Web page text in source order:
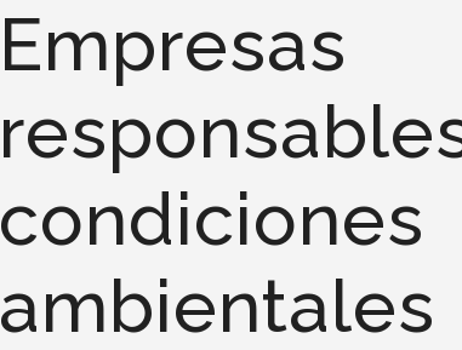
Empresas
condiciones
ambientales